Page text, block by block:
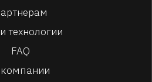
технологии
FAQ